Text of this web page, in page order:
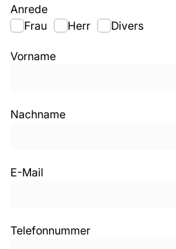
Anrede
Frau
Herr
Divers
Vorname
Nachname
E-Mail
Telefonnummer